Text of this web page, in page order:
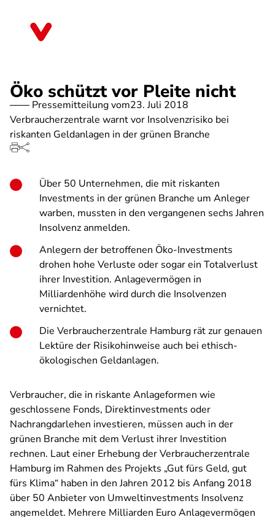
Öko schützt vor Pleite nicht
Pressemitteilung vom23. Juli 2018
Verbraucherzentrale warnt vor Insolvenzrisiko bei
riskanten Geldanlagen in der grünen Branche
Über 50 Unternehmen, die mit riskanten
Investments in der grünen Branche um Anleger
warben, mussten in den vergangenen sechs Jahren
Insolvenz anmelden.
Anlegern der betroffenen Öko-Investments
drohen hohe Verluste oder sogar ein Totalverlust
ihrer Investition. Anlagevermögen in
Milliardenhöhe wird durch die Insolvenzen
vernichtet.
Die Verbraucherzentrale Hamburg rät zur genauen
Lektüre der Risikohinweise auch bei ethisch-
ökologischen Geldanlagen.
Verbraucher, die in riskante Anlageformen wie
geschlossene Fonds, Direktinvestments oder
Nachrangdarlehen investieren, müssen auch in der
grünen Branche mit dem Verlust ihrer Investition
rechnen. Laut einer Erhebung der Verbraucherzentrale
Hamburg im Rahmen des Projekts „Gut fürs Geld, gut
fürs Klima“ haben in den Jahren 2012 bis Anfang 2018
über 50 Anbieter von Umweltinvestments Insolvenz
angemeldet. Mehrere Milliarden Euro Anlagevermögen